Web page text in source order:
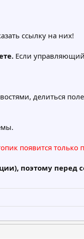
ссылку на них!
Если управляющий
делиться
появится только
поэтому перед